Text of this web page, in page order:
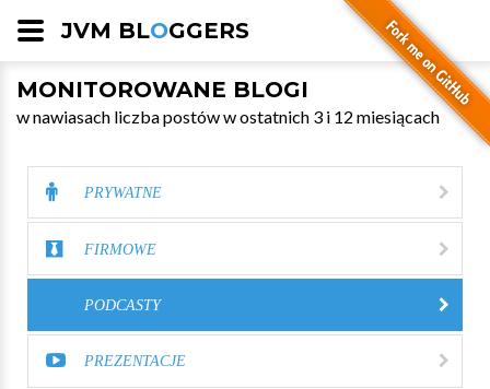
JVM BLOGGERS
MONITOROWANE BLOGI
w nawiasach liczba postów w ostatnich 3 i 12 miesiącach
PRYWATNE
FIRMOWE
PODCASTY
PREZENTACJE